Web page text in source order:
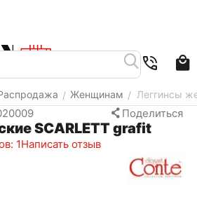
/ Женщинам / Леггинсы
Поделиться
SCARLETT grafit
1Написать отзыв